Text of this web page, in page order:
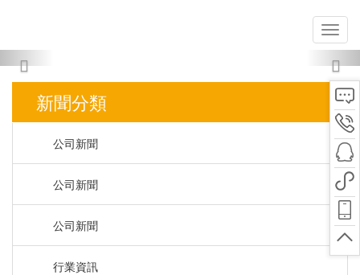
Previous
新聞分類
公司新聞
公司新聞
公司新聞
行業資訊